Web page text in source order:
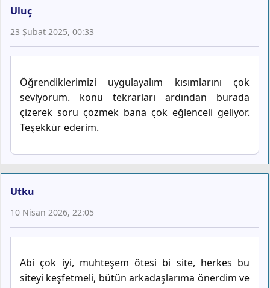
Uluç
23 Şubat 2025, 00:33
Öğrendiklerimizi uygulayalım kısımlarını çok
seviyorum. konu tekrarları ardından burada
çizerek soru çözmek bana çok eğlenceli geliyor.
Teşekkür ederim.
Utku
10 Nisan 2026, 22:05
Abi çok iyi, muhteşem ötesi bi site, herkes bu
siteyi keşfetmeli, bütün arkadaşlarıma önerdim ve